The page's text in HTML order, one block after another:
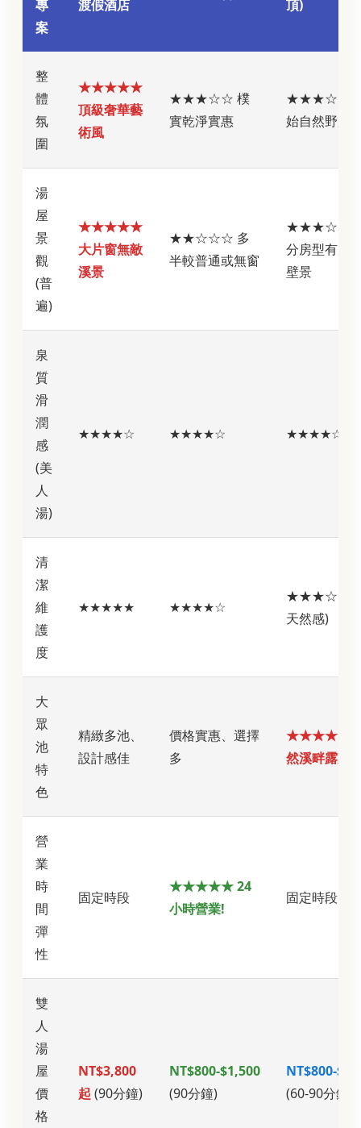
專
案
渡假酒店 頂)
整
體
氛
圍
★★★★★
頂級奢華藝
術風
★★★☆☆ 樸
實乾淨實惠
★★★☆☆
始自然野趣
湯
屋
景
觀
(普
遍)
★★★★★
大片窗無敵
溪景
★★☆☆☆ 多
半較普通或無窗
★★★☆☆
分房型有原
壁景
泉
質
滑
潤
感
(美
人
湯)
★★★★☆ ★★★★☆ ★★★★☆
清
潔
維
護
度
★★★★★ ★★★★☆
★★★☆☆ (
天然感)
大
眾
池
特
色
精緻多池、
設計感佳
價格實惠、選擇
多
★★★★★
然溪畔露天
營
業
時
間
彈
性
固定時段
★★★★★ 24
小時營業!
固定時段
雙
人
湯
屋
價
格
NT$3,800
起 (90分鐘)
NT$800-$1,500
(90分鐘)
NT$800-
(60-90分鐘)